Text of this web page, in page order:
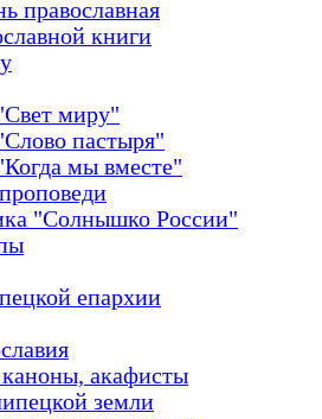
православная
книги
миру"
пастыря"
мы вместе"
"Солнышко России"
епархии
акафисты
земли